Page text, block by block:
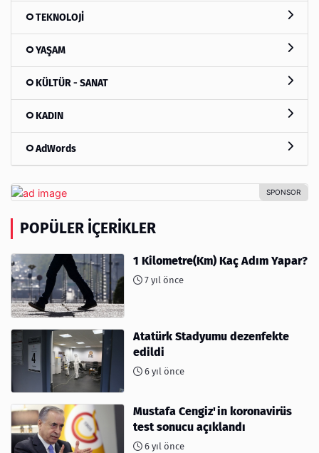
TEKNOLOJİ
YAŞAM
KÜLTÜR - SANAT
KADIN
AdWords
POPÜLER İÇERIKLER
1 Kilometre(Km) Kaç Adım Yapar?
7 yıl önce
Atatürk Stadyumu dezenfekte
edildi
6 yıl önce
Mustafa Cengiz'in koronavirüs
test sonucu açıklandı
6 yıl önce